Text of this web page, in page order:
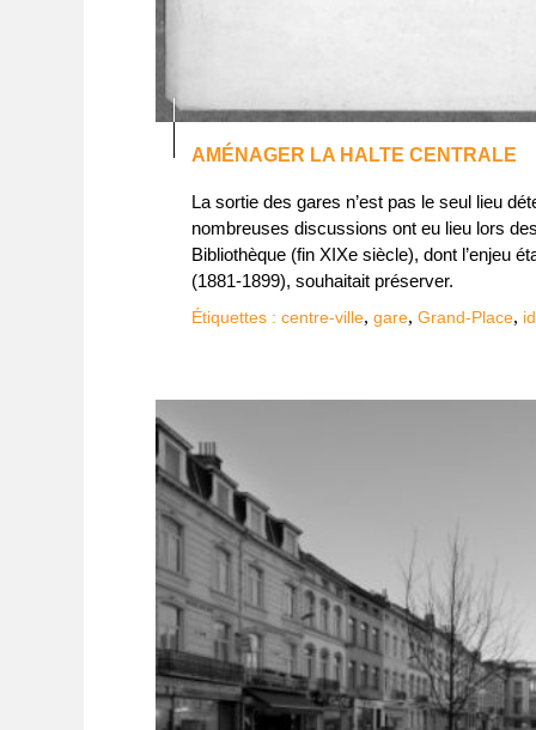
AMÉNAGER LA HALTE CENTRALE
La sortie des gares n’est pas le seul lieu
nombreuses discussions ont eu lieu lors
Bibliothèque (fin XIXe siècle), dont l’enjeu
(1881-1899), souhaitait préserver.
Étiquettes : centre-ville, gare, Grand-Place,